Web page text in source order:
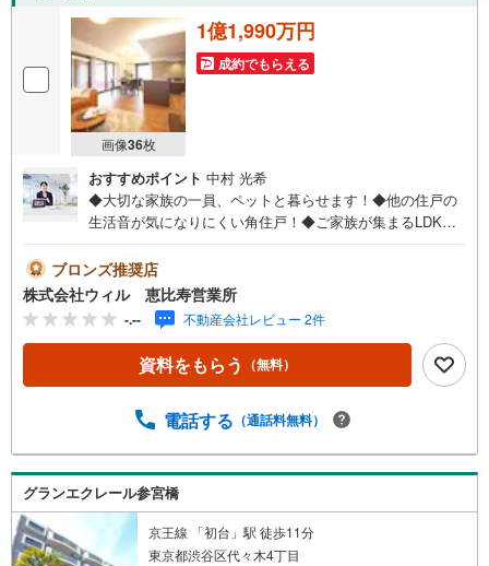
画像36枚
1億1,990万円
成約でもらえる
おすすめポイント 中村 光希
◆大切な家族の一員、ペットと暮らせます！◆他の住戸の
生活音が気になりにくい角住戸！◆ご家族が集まるLDKは
水器付き水栓など機能充実のシステムキッチン◆浴室乾燥
機は花粉の季節や雨の日のお洗濯にも活躍！◆室内はミッ
ドセンチュリーの温もりを感じるフルリノベーション実
施！◆広い玄関土間にはベビーカーなども置けるようにな
っています！◆24時間ゴミ出し可能、清潔なお住まいを保
つことができます◆オートロック導入済み！◆「成城石井
0】上記時間はお電話が繋がりやすくなっております。お気
タンよりご希望の日時をご記入いただけますとスムーズに
ご案内が可能です。**住宅ローン**諸費用込融資や築年数の
古い物件のローンも得意としており、最適な銀行をご提案
します。**リフォーム**理想の間取り、テイストを作り上げ
られます！リフォームプランナーの同行も可能です。
ブロンズ推奨店
株式会社ウィル 恵比寿営業所
-.-- 不動産会社レビュー 2件
資料をもらう （無料）
電話する （通話料無料）
グランエクレール参宮橋
京王線 「初台」駅 徒歩11分
東京都渋谷区代々木4丁目